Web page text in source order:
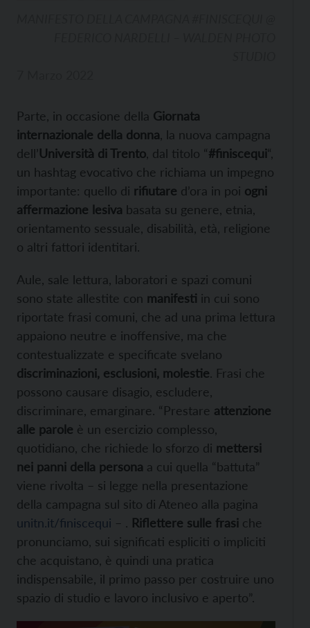
Parte, in occasione della Giornata
internazionale della donna , la nuova campagna
dell’Università di Trento , dal titolo “#finiscequi“,
un hashtag evocativo che richiama un impegno
importante: quello di rifiutare d’ora in poi ogni
affermazione lesiva basata su genere, etnia,
orientamento sessuale, disabilità, età, religione
o altri fattori identitari.
Aule, sale lettura, laboratori e spazi comuni
sono state allestite con manifesti in cui sono
riportate frasi comuni, che ad una prima lettura
appaiono neutre e inoffensive, ma che
contestualizzate e specificate svelano
discriminazioni, esclusioni, molestie. Frasi che
possono causare disagio, escludere,
discriminare, emarginare. “Prestare attenzione
alle parole è un esercizio complesso,
quotidiano, che richiede lo sforzo di mettersi
nei panni della persona a cui quella “battuta”
viene rivolta – si legge nella presentazione
della campagna sul sito di Ateneo alla pagina
unitn.it/finiscequi – . Riflettere sulle frasi che
pronunciamo, sui significati espliciti o impliciti
che acquistano, è quindi una pratica
indispensabile, il primo passo per costruire uno
spazio di studio e lavoro inclusivo e aperto”.